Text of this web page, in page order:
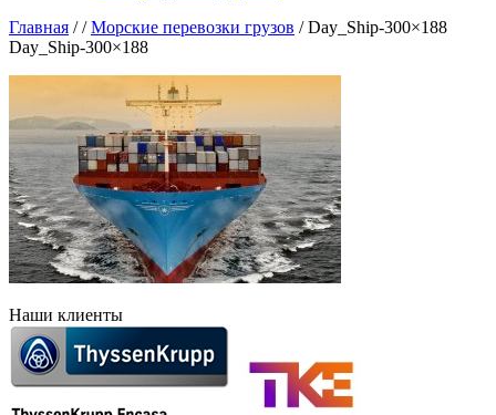
Главная //Морские перевозки грузов /Day_Ship-300×188
Day_Ship-300×188
Наши клиенты